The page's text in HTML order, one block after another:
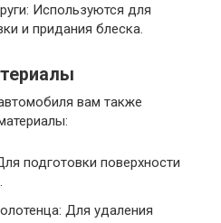
Используются для
и придания блеска.
вам также
подготовки поверхности
Для удаления